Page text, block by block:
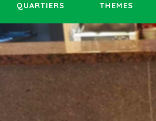
QUARTIERS THEMES